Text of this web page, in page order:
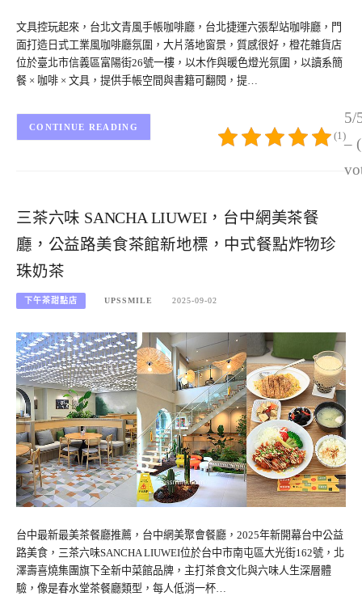
文具控玩起來，台北文青風手帳咖啡廳，台北捷運六張犁站咖啡廳，門
面打造日式工業風咖啡廳氛圍，大片落地窗景，質感很好，橙花雜貨店
位於臺北市信義區富陽街26號一樓，以木作與暖色燈光氛圍，以讀系簡
餐 × 咖啡 × 文具，提供手帳空間與書籍可翻閱，提…
5/
–
(1)
CONTINUE READING
三茶六味 SANCHA LIUWEI，台中網美茶餐
廳，公益路美食茶館新地標，中式餐點炸物珍
珠奶茶
下午茶甜點店 UPSSMILE 2025-09-02
台中最新最美茶餐廳推薦，台中網美聚會餐廳，2025年新開幕台中公益
路美食，三茶六味SANCHA LIUWEI位於台中市南屯區大光街162號，北
澤壽喜燒集團旗下全新中菜館品牌，主打茶食文化與六味人生深層體
驗，像是春水堂茶餐廳類型，每人低消一杯…